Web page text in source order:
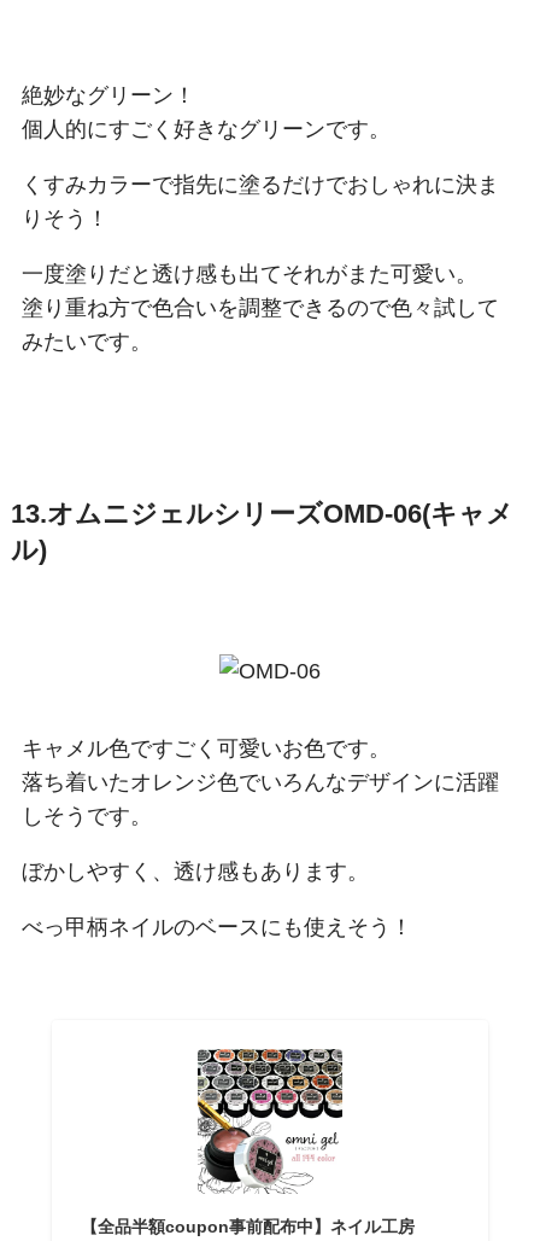
絶妙なグリーン！
個人的にすごく好きなグリーンです。
くすみカラーで指先に塗るだけでおしゃれに決ま
りそう！
一度塗りだと透け感も出てそれがまた可愛い。
塗り重ね方で色合いを調整できるので色々試して
みたいです。
13.オムニジェルシリーズOMD-06(キャメ
ル)
キャメル色ですごく可愛いお色です。
落ち着いたオレンジ色でいろんなデザインに活躍
しそうです。
ぼかしやすく、透け感もあります。
べっ甲柄ネイルのベースにも使えそう！
【全品半額coupon事前配布中】ネイル工房